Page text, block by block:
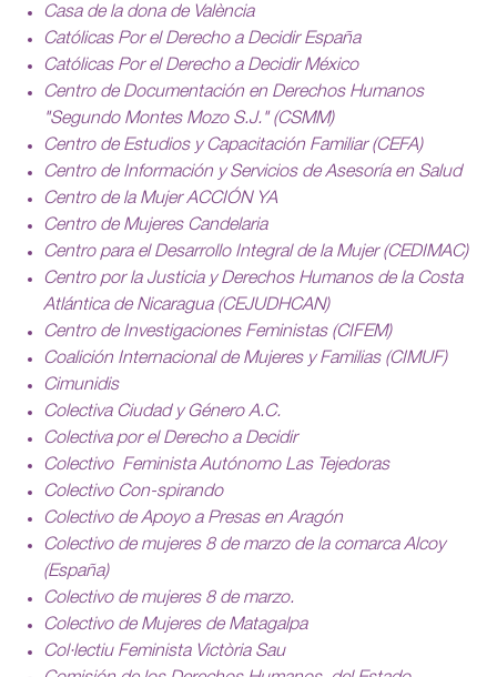
Casa de la dona de València
Católicas Por el Derecho a Decidir España
Católicas Por el Derecho a Decidir México
Centro de Documentación en Derechos Humanos
"Segundo Montes Mozo S.J." (CSMM)
Centro de Estudios y Capacitación Familiar (CEFA)
Centro de Información y Servicios de Asesoría en Salud
Centro de la Mujer ACCIÓN YA
Centro de Mujeres Candelaria
Centro para el Desarrollo Integral de la Mujer (CEDIMAC)
Centro por la Justicia y Derechos Humanos de la Costa
Atlántica de Nicaragua (CEJUDHCAN)
Centro de Investigaciones Feministas (CIFEM)
Coalición Internacional de Mujeres y Familias (CIMUF)
Cimunidis
Colectiva Ciudad y Género A.C.
Colectiva por el Derecho a Decidir
Colectivo Feminista Autónomo Las Tejedoras
Colectivo Con-spirando
Colectivo de Apoyo a Presas en Aragón
Colectivo de mujeres 8 de marzo de la comarca Alcoy
(España)
Colectivo de mujeres 8 de marzo.
Colectivo de Mujeres de Matagalpa
Col·lectiu Feminista Victòria Sau